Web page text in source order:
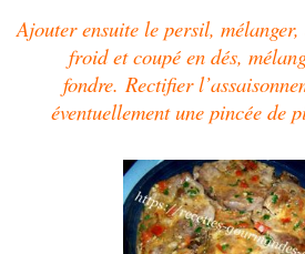
Ajouter ensuite le persil,
froid et coupé en dés,
fondre. Rectifier
éventuellement une pincée de